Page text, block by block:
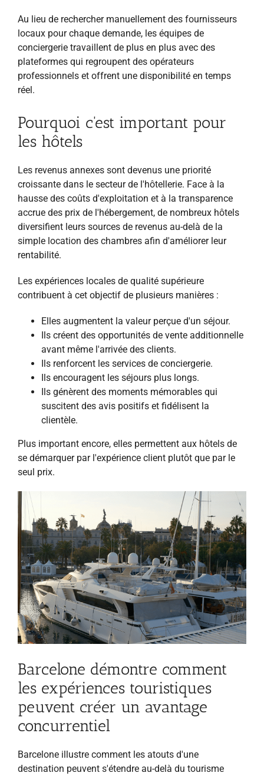
Au lieu de rechercher manuellement des fournisseurs
locaux pour chaque demande, les équipes de
conciergerie travaillent de plus en plus avec des
plateformes qui regroupent des opérateurs
professionnels et offrent une disponibilité en temps
réel.
Pourquoi c'est important pour
les hôtels
Les revenus annexes sont devenus une priorité
croissante dans le secteur de l'hôtellerie. Face à la
hausse des coûts d'exploitation et à la transparence
accrue des prix de l'hébergement, de nombreux hôtels
diversifient leurs sources de revenus au-delà de la
simple location des chambres afin d'améliorer leur
rentabilité.
Les expériences locales de qualité supérieure
contribuent à cet objectif de plusieurs manières :
Elles augmentent la valeur perçue d'un séjour.
Ils créent des opportunités de vente additionnelle
avant même l'arrivée des clients.
Ils renforcent les services de conciergerie.
Ils encouragent les séjours plus longs.
Ils génèrent des moments mémorables qui
suscitent des avis positifs et fidélisent la
clientèle.
Plus important encore, elles permettent aux hôtels de
se démarquer par l'expérience client plutôt que par le
seul prix.
Barcelone démontre comment
les expériences touristiques
peuvent créer un avantage
concurrentiel
Barcelone illustre comment les atouts d'une
destination peuvent s'étendre au-delà du tourisme